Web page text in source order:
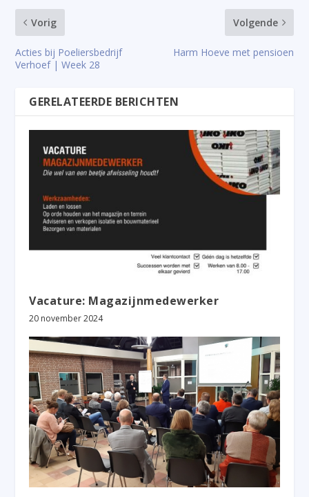
Vorig
Acties bij Poeliersbedrijf
Verhoef | Week 28
Volgende
Harm Hoeve met pensioen
GERELATEERDE BERICHTEN
Vacature: Magazijnmedewerker
20 november 2024